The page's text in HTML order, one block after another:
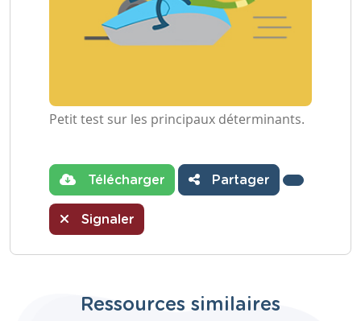
Petit test sur les principaux déterminants.
Télécharger Partager
Signaler
Ressources similaires